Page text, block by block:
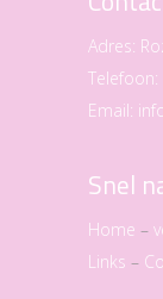
Adres:
Telefoon:
Email:
Snel
Home –
Links –